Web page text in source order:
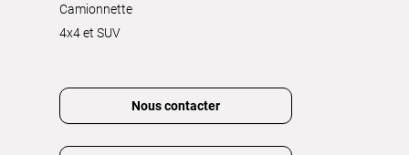
Camionnette
4x4 et SUV
Nous contacter